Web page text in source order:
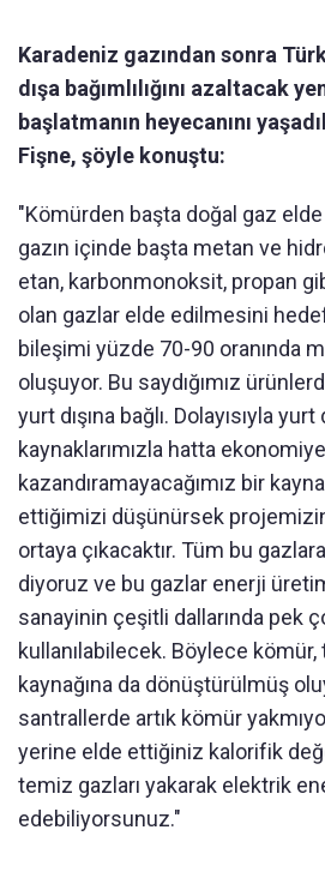
Karadeniz gazından sonra
dışa bağımlılığını azaltacak
başlatmanın heyecanını
Fişne, şöyle konuştu:
"Kömürden başta doğal gaz
gazın içinde başta metan ve
etan, karbonmonoksit, propan
olan gazlar elde edilmesini
bileşimi yüzde 70-90 oranında
oluşuyor. Bu saydığımız
yurt dışına bağlı. Dolayısıyla
kaynaklarımızla hatta ekonomiye
kazandıramayacağımız bir
ettiğimizi düşünürsek
ortaya çıkacaktır. Tüm bu
diyoruz ve bu gazlar enerji
sanayinin çeşitli dallarında pek
kullanılabilecek. Böylece
kaynağına da dönüştürülmüş
santrallerde artık kömür
yerine elde ettiğiniz kalorifik
temiz gazları yakarak elektrik
edebiliyorsunuz."